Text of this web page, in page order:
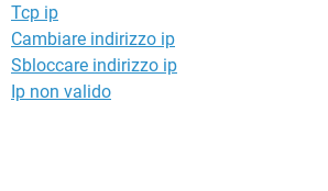
Tcp ip
Cambiare indirizzo ip
Sbloccare indirizzo ip
Ip non valido